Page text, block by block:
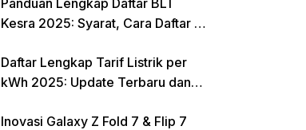
Kesra 2025: Syarat, Cara Daftar &
Daftar Lengkap Tarif Listrik per
kWh 2025: Update Terbaru dan
Inovasi Galaxy Z Fold 7 & Flip 7